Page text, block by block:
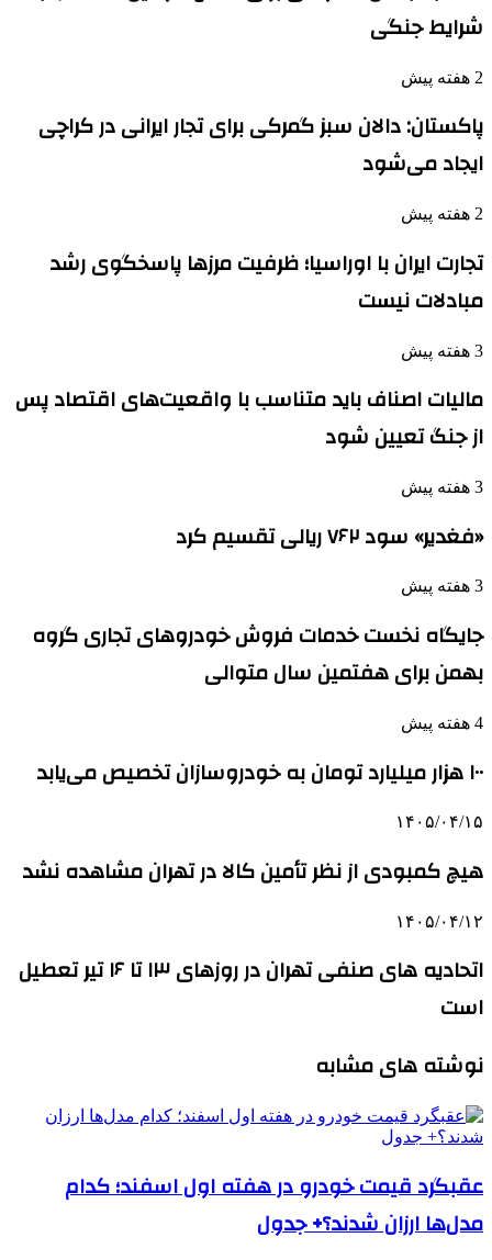
شرایط جنگی
2 هفته پیش
پاکستان: دالان سبز گمرکی برای تجار ایرانی در کراچی
ایجاد می‌شود
2 هفته پیش
تجارت ایران با اوراسیا؛ ظرفیت مرزها پاسخگوی رشد
مبادلات نیست
3 هفته پیش
مالیات اصناف باید متناسب با واقعیت‌های اقتصاد پس
از جنگ تعیین شود
3 هفته پیش
«فغدیر» سود ۷۶۲ ریالی تقسیم کرد
3 هفته پیش
جایگاه نخست خدمات فروش خودروهای تجاری گروه
بهمن برای هفتمین سال متوالی
4 هفته پیش
۱۰۰ هزار میلیارد تومان به خودروسازان تخصیص می‌یابد
۱۴۰۵/۰۴/۱۵
هیچ کمبودی از نظر تأمین کالا در تهران مشاهده نشد
۱۴۰۵/۰۴/۱۲
اتحادیه های صنفی تهران در روزهای ۱۳ تا ۱۶ تیر تعطیل
است
نوشته های مشابه
عقبگرد قیمت خودرو در هفته اول اسفند؛ کدام
مدل‌ها ارزان شدند؟+ جدول